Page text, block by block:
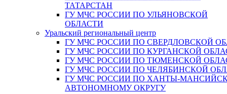
ТАТАРСТАН
ГУ МЧС РОССИИ ПО УЛЬЯНОВСКОЙ
ОБЛАСТИ
Уральский региональный центр
ГУ МЧС РОССИИ ПО СВЕРДЛОВСКОЙ
ГУ МЧС РОССИИ ПО КУРГАНСКОЙ
ГУ МЧС РОССИИ ПО ТЮМЕНСКОЙ
ГУ МЧС РОССИИ ПО ЧЕЛЯБИНСКОЙ
ГУ МЧС РОССИИ ПО ХАНТЫ-
АВТОНОМНОМУ ОКРУГУ